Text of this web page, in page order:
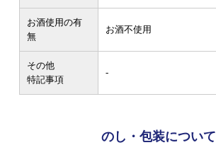
お酒使用の有
無
お酒不使用
その他
特記事項
-
のし・包装について